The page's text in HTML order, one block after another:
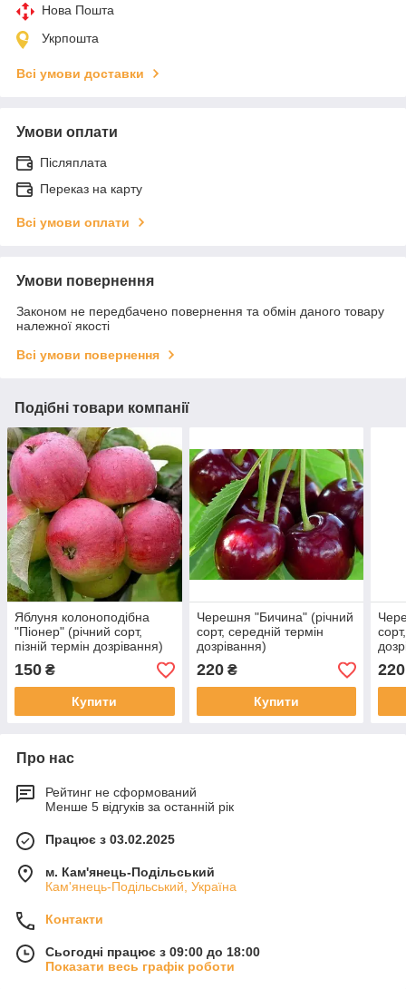
Нова Пошта
Укрпошта
Всі умови доставки
Умови оплати
Післяплата
Переказ на карту
Всі умови оплати
Умови повернення
Законом не передбачено повернення та обмін даного товару
належної якості
Всі умови повернення
Подібні товари компанії
Яблуня колоноподібна
"Піонер" (річний сорт,
пізній термін дозрівання)
150 ₴
Купити
Черешня "Бичина" (річний
сорт, середній термін
дозрівання)
220₴
Купити
220
Про нас
Рейтинг не сформований
Менше 5 відгуків за останній рік
Працює з 03.02.2025
м. Кам'янець-Подільський
Кам'янець-Подільський, Україна
Контакти
Сьогодні працює з 09:00 до 18:00
Показати весь графік роботи